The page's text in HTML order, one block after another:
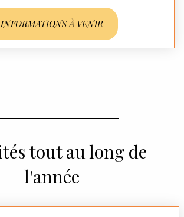
INFORMATIONS À VENIR
tout au long de
l'année